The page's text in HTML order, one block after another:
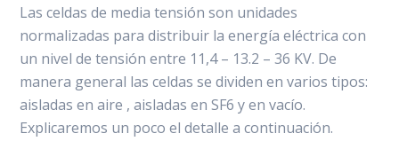
Las celdas de media tensión son unidades
normalizadas para distribuir la energía eléctrica con
un nivel de tensión entre 11,4 – 13.2 – 36 KV. De
manera general las celdas se dividen en varios tipos:
aisladas en aire , aisladas en SF6 y en vacío.
Explicaremos un poco el detalle a continuación.